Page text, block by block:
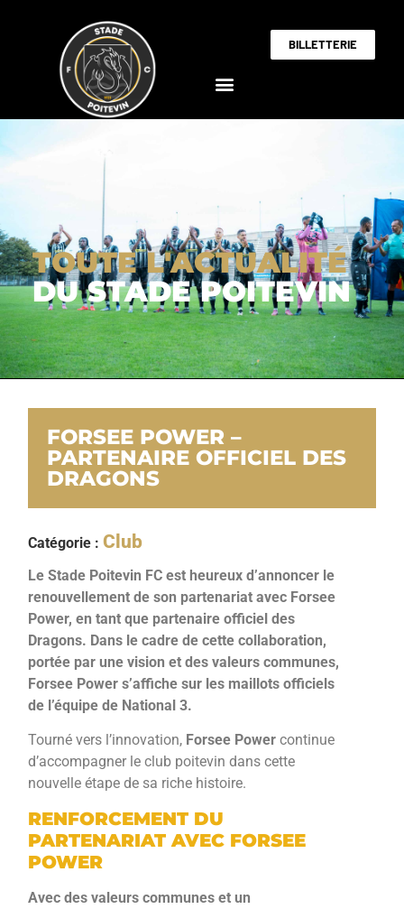
BILLETTERIE
TOUTE L'ACTUALITÉ
DU STADE POITEVIN
FORSEE POWER –
PARTENAIRE OFFICIEL DES
DRAGONS
Catégorie :Club
Le Stade Poitevin FC est heureux d’annoncer le
renouvellement de son partenariat avec Forsee
Power, en tant que partenaire officiel des
Dragons. Dans le cadre de cette collaboration,
portée par une vision et des valeurs communes,
Forsee Power s’affiche sur les maillots officiels
de l’équipe de National 3.
Tourné vers l’innovation, Forsee Power continue
d’accompagner le club poitevin dans cette
nouvelle étape de sa riche histoire.
RENFORCEMENT DU
PARTENARIAT AVEC FORSEE
POWER
Avec des valeurs communes et un